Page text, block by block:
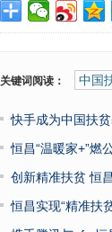
关键词阅读： 中国
快手成为中国扶
恒昌“温暖家+”燃
创新精准扶贫 恒
恒昌实现“精准扶